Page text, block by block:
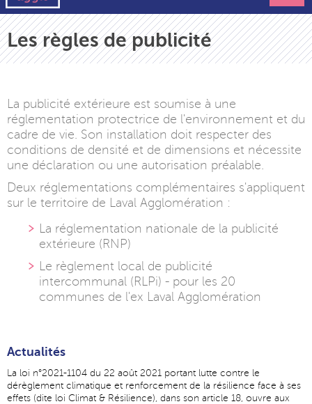
Les règles de publicité
La publicité extérieure est soumise à une
réglementation protectrice de l'environnement et du
cadre de vie. Son installation doit respecter des
conditions de densité et de dimensions et nécessite
une déclaration ou une autorisation préalable.
Deux réglementations complémentaires s'appliquent
sur le territoire de Laval Agglomération :
La réglementation nationale de la publicité
extérieure (RNP)
Le règlement local de publicité
intercommunal (RLPi) - pour les 20
communes de l'ex Laval Agglomération
Actualités
La loi n°2021-1104 du 22 août 2021 portant lutte contre le
dérèglement climatique et renforcement de la résilience face à ses
effets (dite loi Climat & Résilience), dans son article 18, ouvre aux